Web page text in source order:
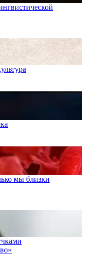
мы близки